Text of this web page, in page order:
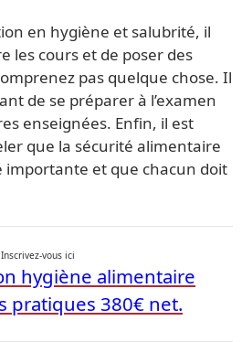
en hygiène et salubrité, il
les cours et de poser des
pas quelque chose. Il
de se préparer à l’examen
enseignées. Enfin, il est
que la sécurité alimentaire
importante et que chacun doit
Inscrivez-vous ici
hygiène alimentaire
pratiques 380€ net.